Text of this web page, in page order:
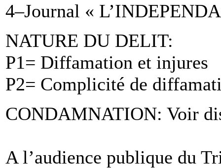
4–Journal «
NATURE DU DELIT:
P1= Diffamation et injures
P2= Complicité de
CONDAMNATION: Voir
A l’audience publique du